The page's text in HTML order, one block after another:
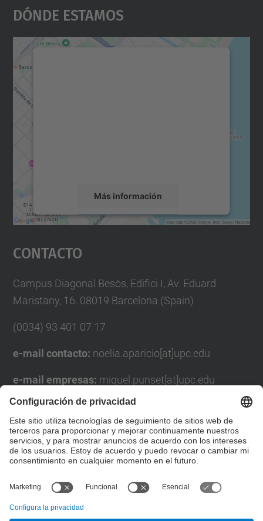
Dónde Estamos
Más información
Aceptar
powered by
Contacto
Campus Diagonal Besòs, Edifici I, Av. Eduard
Maristany, 16. 08019 Barcelona (Spain)
(0034) 93 401 07 17
e-mail contacto: noelia.aparicio[at]upc.edu
e-mail empresas: miquel.punset[at]upc.edu
Formulario de contacto
Lista Redes Sociales